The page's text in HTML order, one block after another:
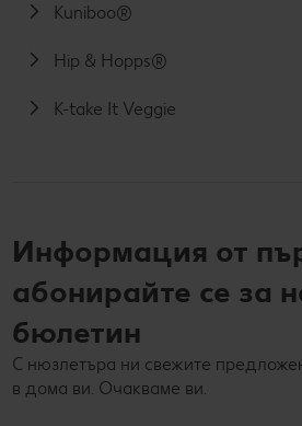
Kuniboo®
Hip & Hopps®
K-take It Veggie
Информация от
абонирайте се за
бюлетин
С нюзлетъра ни свежите
в дома ви. Очакваме ви.